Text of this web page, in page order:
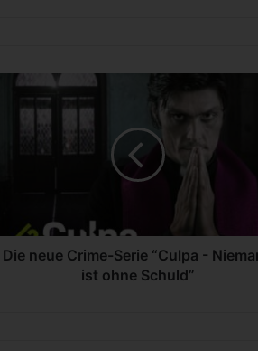
Die neue Crime-Serie “Culpa -
ist ohne Schuld”